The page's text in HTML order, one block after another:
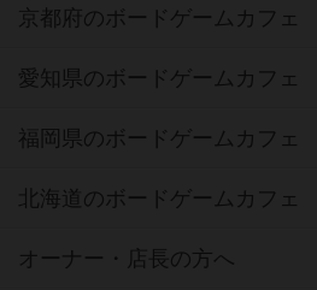
京都府のボードゲームカフェ
愛知県のボードゲームカフェ
福岡県のボードゲームカフェ
北海道のボードゲームカフェ
オーナー・店長の方へ